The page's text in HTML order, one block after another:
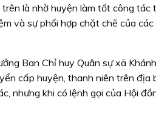
là nhờ huyện làm tốt công
và sự phối hợp chặt chẽ của
Ban Chỉ huy Quân sự xã
cấp huyện, thanh niên trên địa
nhưng khi có lệnh gọi của Hội